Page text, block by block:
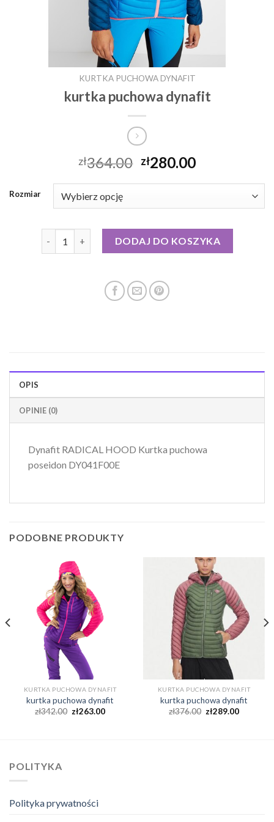
KURTKA PUCHOWA DYNAFIT
kurtka puchowa dynafit
zł364.00 zł280.00
Rozmiar
ilość kurtka puchowa dynafitDODAJ DO KOSZYKA
OPIS
OPINIE (0)
Dynafit RADICAL HOOD Kurtka puchowa
poseidon DY041F00E
PODOBNE PRODUKTY
KURTKA PUCHOWA DYNAFIT
kurtka puchowa dynafit
zł342.00 zł263.00
KURTKA PUCHOWA DYNAFIT
kurtka puchowa dynafit
zł376.00 zł289.00
POLITYKA
Polityka prywatności